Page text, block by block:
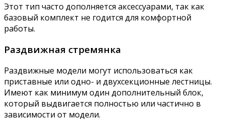
Этот тип часто дополняется аксессуарами, так как
базовый комплект не годится для комфортной
работы.
Раздвижная стремянка
Раздвижные модели могут использоваться как
приставные или одно- и двухсекционные лестницы.
Имеют как минимум один дополнительный блок,
который выдвигается полностью или частично в
зависимости от модели.